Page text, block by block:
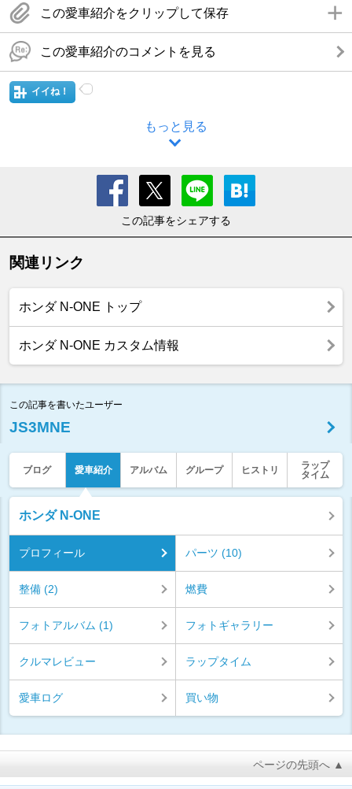
この愛車紹介をクリップして保存
この愛車紹介のコメントを見る
イイね！
もっと見る
この記事をシェアする
関連リンク
ホンダ N-ONE トップ
ホンダ N-ONE カスタム情報
この記事を書いたユーザー
JS3MNE
ブログ 愛車紹介 アルバム グループ ヒストリ
ラップ
タイム
ホンダ N-ONE
プロフィール パーツ (10)
整備 (2) 燃費
フォトアルバム (1) フォトギャラリー
クルマレビュー ラップタイム
愛車ログ 買い物
ページの先頭へ ▲